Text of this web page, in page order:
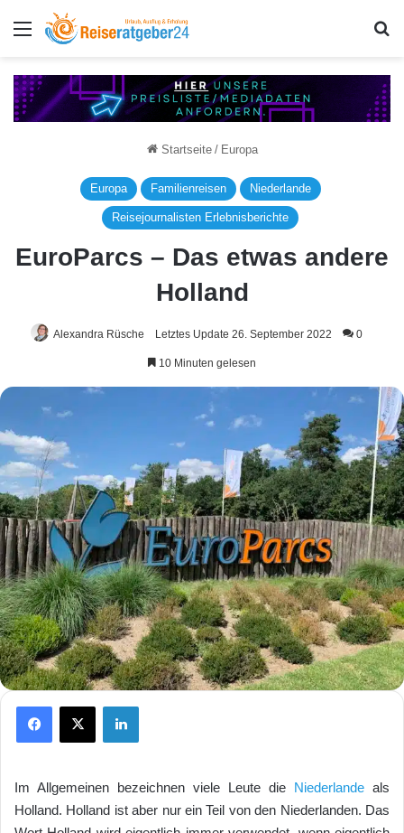
Menü
Startseite / Europa
Europa Familienreisen Niederlande
Reisejournalisten Erlebnisberichte
EuroParcs – Das etwas andere
Holland
Alexandra Rüsche Letztes Update 26. September 2022 0
10 Minuten gelesen
X
Im Allgemeinen bezeichnen viele Leute die Niederlande als
Holland. Holland ist aber nur ein Teil von den Niederlanden. Das